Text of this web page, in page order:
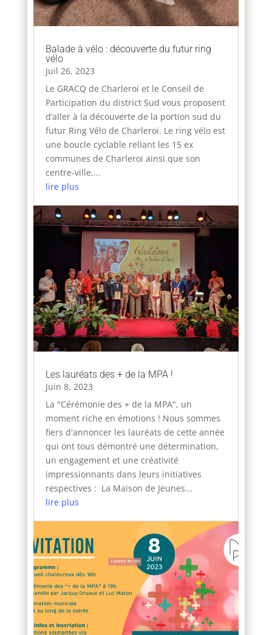
Balade à vélo : découverte du futur ring
vélo
Juil 26, 2023
Le GRACQ de Charleroi et le Conseil de
Participation du district Sud vous proposent
d’aller à la découverte de la portion sud du
futur Ring Vélo de Charleroi. Le ring vélo est
une boucle cyclable reliant les 15 ex
communes de Charleroi ainsi que son
centre-ville,...
lire plus
Les lauréats des + de la MPA !
Juin 8, 2023
La "Cérémonie des + de la MPA", un
moment riche en émotions ! Nous sommes
fiers d'annoncer les lauréats de cette année
qui ont tous démontré une détermination,
un engagement et une créativité
impressionnants dans leurs initiatives
respectives : La Maison de Jeunes...
lire plus